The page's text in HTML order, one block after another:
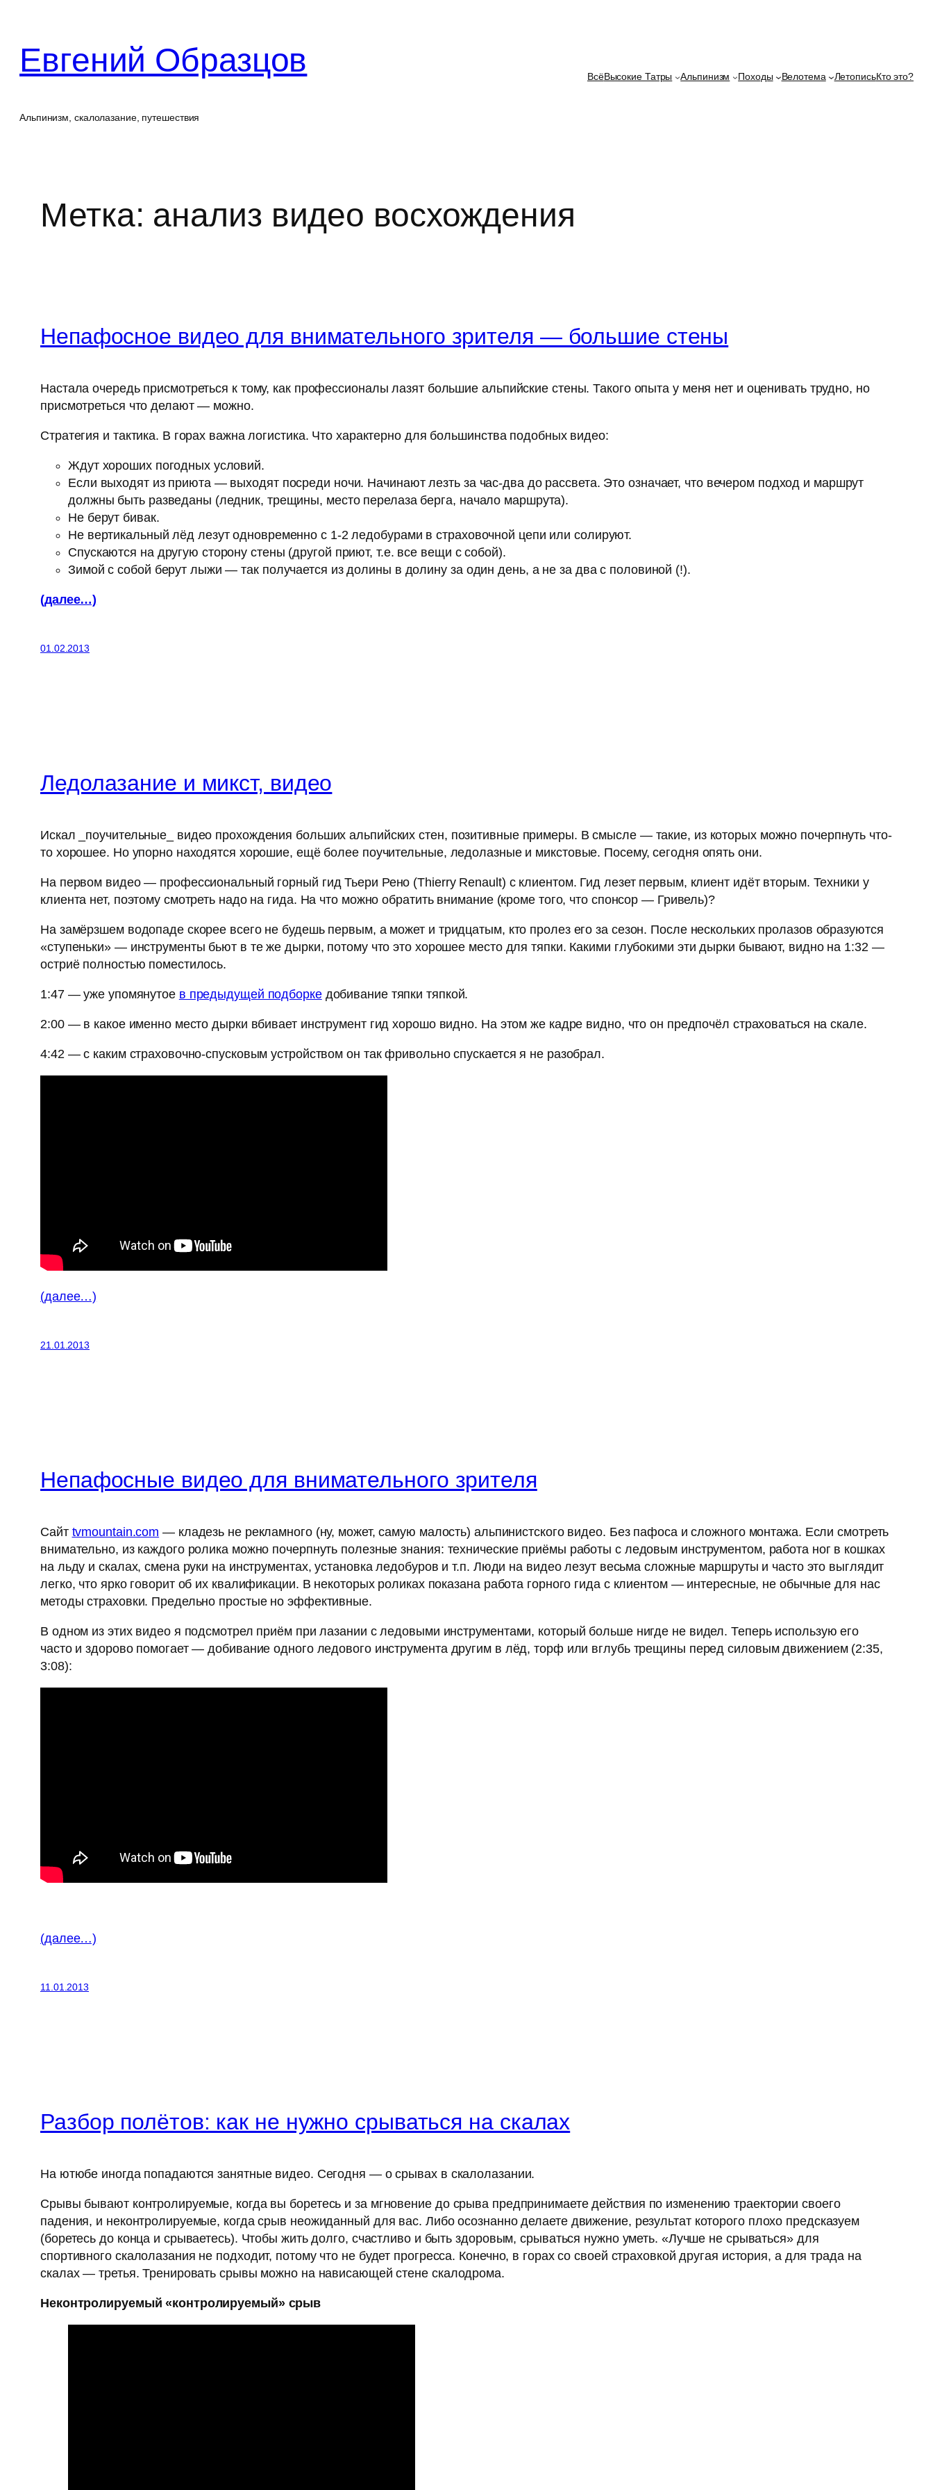
содержимому
Евгений Образцов
Альпинизм, скалолазание, путешествия
ВсёВысокие Татры Альпинизм Походы Велотема ЛетописьКто это?
Метка: анализ видео восхождения
Непафосное видео для внимательного зрителя — большие стены
Настала очередь присмотреться к тому, как профессионалы лазят большие альпийские стены. Такого опыта у меня нет и оценивать трудно, но
присмотреться что делают — можно.
Стратегия и тактика. В горах важна логистика. Что характерно для большинства подобных видео:
Ждут хороших погодных условий.
Если выходят из приюта — выходят посреди ночи. Начинают лезть за час-два до рассвета. Это означает, что вечером подход и маршрут
должны быть разведаны (ледник, трещины, место перелаза берга, начало маршрута).
Не берут бивак.
Не вертикальный лёд лезут одновременно с 1-2 ледобурами в страховочной цепи или солируют.
Спускаются на другую сторону стены (другой приют, т.е. все вещи с собой).
Зимой с собой берут лыжи — так получается из долины в долину за один день, а не за два с половиной (!).
(далее…)
01.02.2013
Ледолазание и микст, видео
Искал _поучительные_ видео прохождения больших альпийских стен, позитивные примеры. В смысле — такие, из которых можно почерпнуть что-
то хорошее. Но упорно находятся хорошие, ещё более поучительные, ледолазные и микстовые. Посему, сегодня опять они.
На первом видео — профессиональный горный гид Тьери Рено (Thierry Renault) с клиентом. Гид лезет первым, клиент идёт вторым. Техники у
клиента нет, поэтому смотреть надо на гида. На что можно обратить внимание (кроме того, что спонсор — Гривель)?
На замёрзшем водопаде скорее всего не будешь первым, а может и тридцатым, кто пролез его за сезон. После нескольких пролазов образуются
«ступеньки» — инструменты бьют в те же дырки, потому что это хорошее место для тяпки. Какими глубокими эти дырки бывают, видно на 1:32 —
остриё полностью поместилось.
1:47 — уже упомянутое в предыдущей подборкедобивание тяпки тяпкой.
2:00 — в какое именно место дырки вбивает инструмент гид хорошо видно. На этом же кадре видно, что он предпочёл страховаться на скале.
4:42 — с каким страховочно-спусковым устройством он так фривольно спускается я не разобрал.
(далее…)
21.01.2013
Непафосные видео для внимательного зрителя
Сайт tvmountain.com — кладезь не рекламного (ну, может, самую малость) альпинистского видео. Без пафоса и сложного монтажа. Если смотреть
внимательно, из каждого ролика можно почерпнуть полезные знания: технические приёмы работы с ледовым инструментом, работа ног в кошках
на льду и скалах, смена руки на инструментах, установка ледобуров и т.п. Люди на видео лезут весьма сложные маршруты и часто это выглядит
легко, что ярко говорит об их квалификации. В некоторых роликах показана работа горного гида с клиентом — интересные, не обычные для нас
методы страховки. Предельно простые но эффективные.
В одном из этих видео я подсмотрел приём при лазании с ледовыми инструментами, который больше нигде не видел. Теперь использую его
часто и здорово помогает — добивание одного ледового инструмента другим в лёд, торф или вглубь трещины перед силовым движением (2:35,
3:08):
(далее…)
11.01.2013
Разбор полётов: как не нужно срываться на скалах
На ютюбе иногда попадаются занятные видео. Сегодня — о срывах в скалолазании.
Срывы бывают контролируемые, когда вы боретесь и за мгновение до срыва предпринимаете действия по изменению траектории своего
падения, и неконтролируемые, когда срыв неожиданный для вас. Либо осознанно делаете движение, результат которого плохо предсказуем
(боретесь до конца и срываетесь). Чтобы жить долго, счастливо и быть здоровым, срываться нужно уметь. «Лучше не срываться» для
спортивного скалолазания не подходит, потому что не будет прогресса. Конечно, в горах со своей страховкой другая история, а для трада на
скалах — третья. Тренировать срывы можно на нависающей стене скалодрома.
Неконтролируемый «контролируемый» срыв